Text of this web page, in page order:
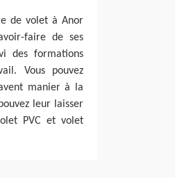
de volet à Anor
faire de ses
des formations
Vous pouvez
manier à la
leur laisser
PVC et volet